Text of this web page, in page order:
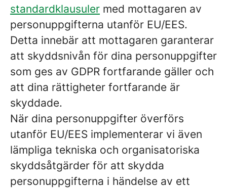
standardklausuler med mottagaren av
personuppgifterna utanför EU/EES.
Detta innebär att mottagaren garanterar
att skyddsnivån för dina personuppgifter
som ges av GDPR fortfarande gäller och
att dina rättigheter fortfarande är
skyddade.
När dina personuppgifter överförs
utanför EU/EES implementerar vi även
lämpliga tekniska och organisatoriska
skyddsåtgärder för att skydda
personuppgifterna i händelse av ett